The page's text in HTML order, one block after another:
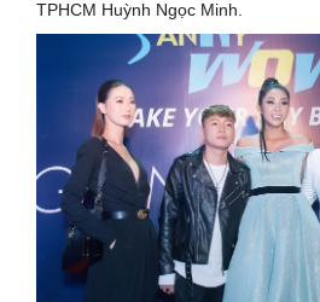
TPHCM Huỳnh Ngọc Minh.